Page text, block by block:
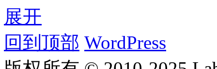
展开
回到顶部 WordPress